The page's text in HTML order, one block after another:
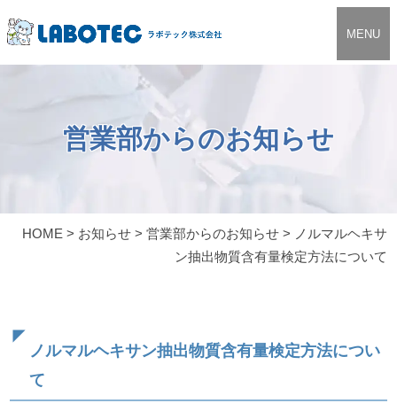
MENU
営業部からのお知らせ
HOME > お知らせ> 営業部からのお知らせ> ノルマルヘキサ
ン抽出物質含有量検定方法について
ノルマルヘキサン抽出物質含有量検定方法につい
て